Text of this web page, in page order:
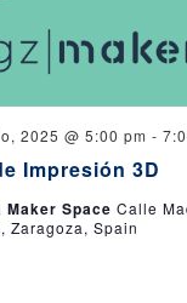
Impresión 3D
2025 @ 5:00 pm -
Maker Space Calle
Zaragoza, Spain